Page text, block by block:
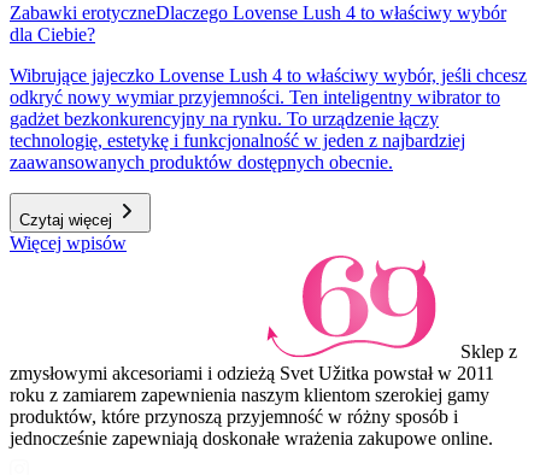
Zabawki erotyczneDlaczego Lovense Lush 4 to właściwy wybór
dla Ciebie?
Wibrujące jajeczko Lovense Lush 4 to właściwy wybór, jeśli chcesz
odkryć nowy wymiar przyjemności. Ten inteligentny wibrator to
gadżet bezkonkurencyjny na rynku. To urządzenie łączy
technologię, estetykę i funkcjonalność w jeden z najbardziej
zaawansowanych produktów dostępnych obecnie.
Czytaj więcej
Więcej wpisów
Sklep z
zmysłowymi akcesoriami i odzieżą Svet Užitka powstał w 2011
roku z zamiarem zapewnienia naszym klientom szerokiej gamy
produktów, które przynoszą przyjemność w różny sposób i
jednocześnie zapewniają doskonałe wrażenia zakupowe online.